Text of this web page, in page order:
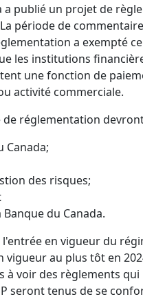
a publié un projet de
période de
a exempté
les institutions
une fonction de
activité commerciale.
de réglementation
Canada;
des risques;
du Canada.
en vigueur du
au plus tôt en
à voir des règlements qui
seront tenus de se